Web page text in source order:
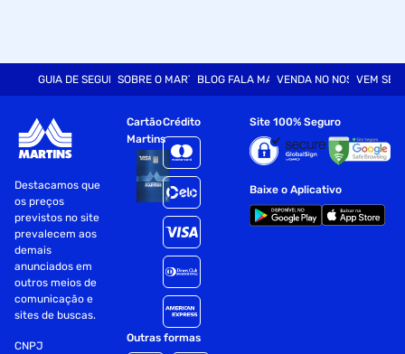
GUIA DE SEGURANÇASOBRE O MARTINSBLOG FALA MARTVENDA NO NOSSO SITE
VEM SER
Destacamos que
os preços
previstos no site
prevalecem aos
demais
anunciados em
outros meios de
comunicação e
sites de buscas.
CNPJ
Cartão
Martins
Crédito
Outras formas
Site 100% Seguro
Baixe o Aplicativo